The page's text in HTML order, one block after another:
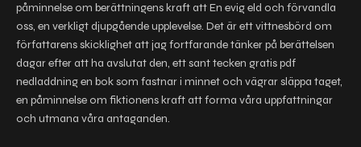
påminnelse om berättningens kraft att En evig eld och förvandla
oss, en verkligt djupgående upplevelse. Det är ett vittnesbörd om
författarens skicklighet att jag fortfarande tänker på berättelsen
dagar efter att ha avslutat den, ett sant tecken gratis pdf
nedladdning en bok som fastnar i minnet och vägrar släppa taget,
en påminnelse om fiktionens kraft att forma våra uppfattningar
och utmana våra antaganden.